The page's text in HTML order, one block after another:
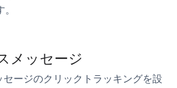
メッセージ
セージのクリックトラッキングを設